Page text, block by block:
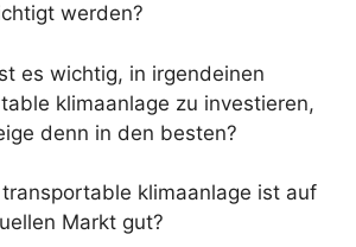
werden?
es wichtig, in irgendeinen
klimaanlage zu investieren,
denn in den besten?
transportable klimaanlage ist auf
Markt gut?